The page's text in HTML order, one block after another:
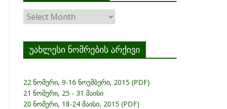
ჟურნალის
არქივი
უახლესი ნომრების არქივი
22 ნომერი, 9-16 ნოემბერი, 2015 (PDF)
21 ნომერი, 25 - 31 მაისი
20 ნომერი, 18-24 მაისი, 2015 (PDF)